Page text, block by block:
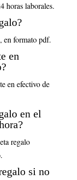
horas laborales.
en formato pdf.
en
en efectivo de
en el
regalo
si no